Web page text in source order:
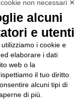
non necessari ✕
alcuni
e utenti
i cookie e
elaborare i dati
web o la
il tuo diritto
alcuni tipi di
di più.